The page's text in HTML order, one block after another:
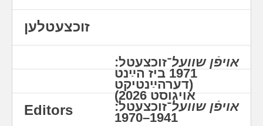
זוכצעטלען
אויפֿן שוועל־זוכצעטל:
1971 ביז הײַנט
(דערהײַנטיקט
אויגוסט 2026)
אויפֿן שוועל־זוכצעטל:
1941–1970
Editors